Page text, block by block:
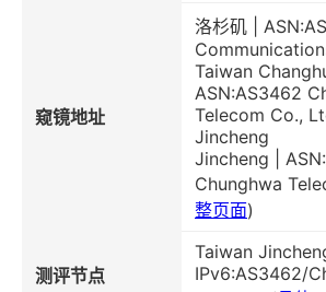
窥镜地址
洛杉矶 |
Taiwan
ASN:AS3462
Telecom Co.,
Jincheng
Jincheng |
Chunghwa
整页面)
测评节点
Taiwan
IPv6:AS3462/